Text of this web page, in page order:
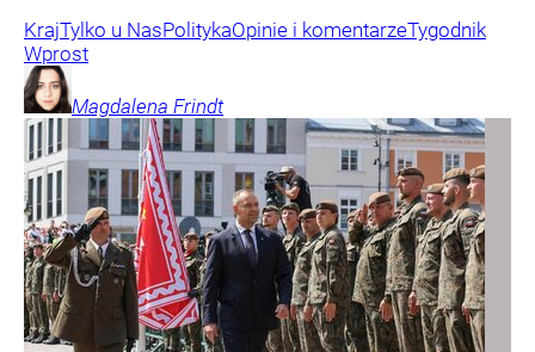
KrajTylko u NasPolitykaOpinie i komentarzeTygodnik
Wprost
Magdalena Frindt